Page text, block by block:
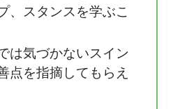
、スタンスを学ぶこ
は気づかないスイン
点を指摘してもらえ